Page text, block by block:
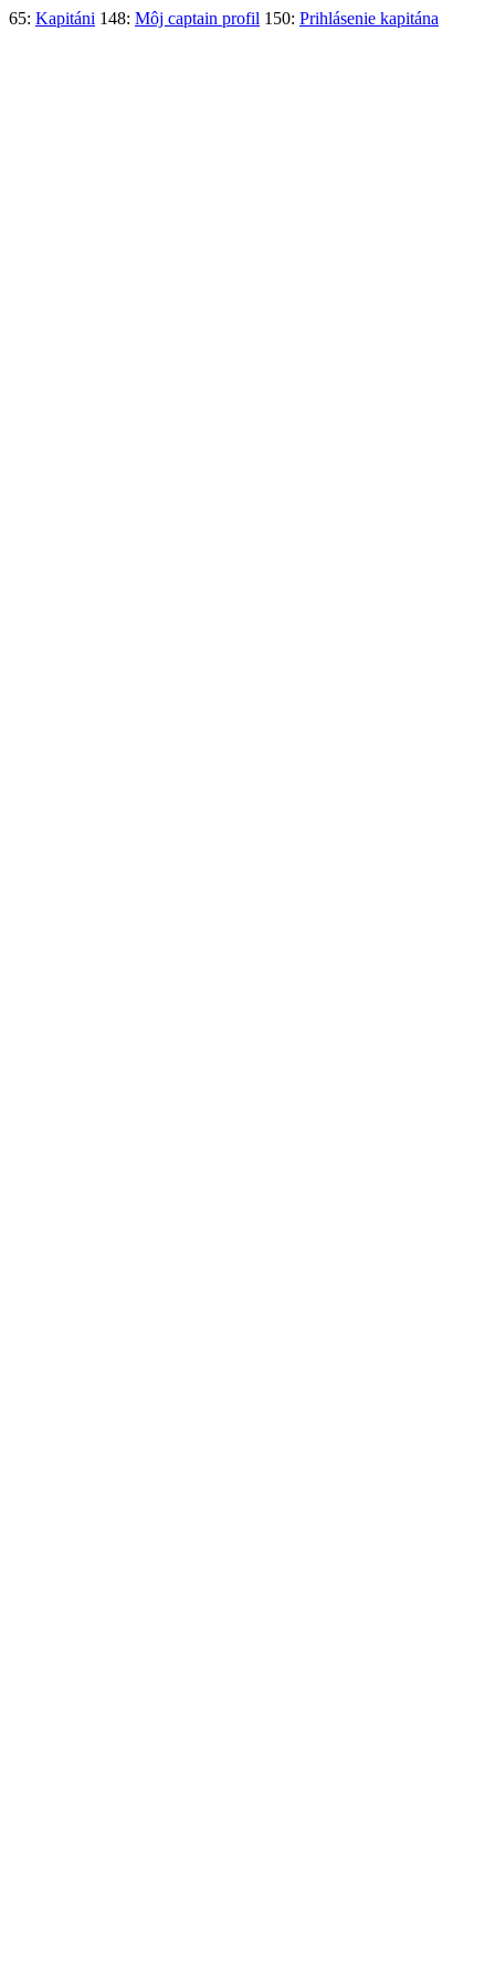
65: Kapitáni 148: Môj captain profil 150: Prihlásenie kapitána